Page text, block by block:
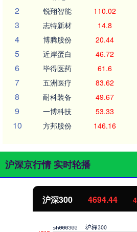
2 锐翔智能 110.02
3 志特新材 14.8
4 博腾股份 20.44
5 近岸蛋白 46.72
6 毕得医药 61.6
7 五洲医疗 83.62
8 耐科装备 49.67
9 一博科技 53.33
10 方邦股份 146.16
沪深京行情 实时轮播
4694.44 43.13 0.93%